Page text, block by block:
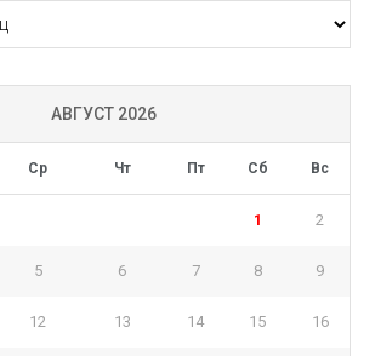
АВГУСТ 2026
Ср Чт Пт Сб Вс
1 2
5 6 7 8 9
12 13 14 15 16